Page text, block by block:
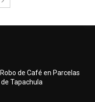
de Café en Parcelas
Tapachula